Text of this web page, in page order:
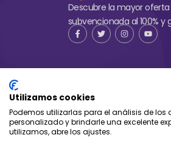
Descubre la mayor
subvencionada al 100% y
2026 - Tus cursos
Utilizamos cookies
Podemos utilizarlas para el análisis de
personalizado y brindarle una excelente
utilizamos, abre los ajustes.